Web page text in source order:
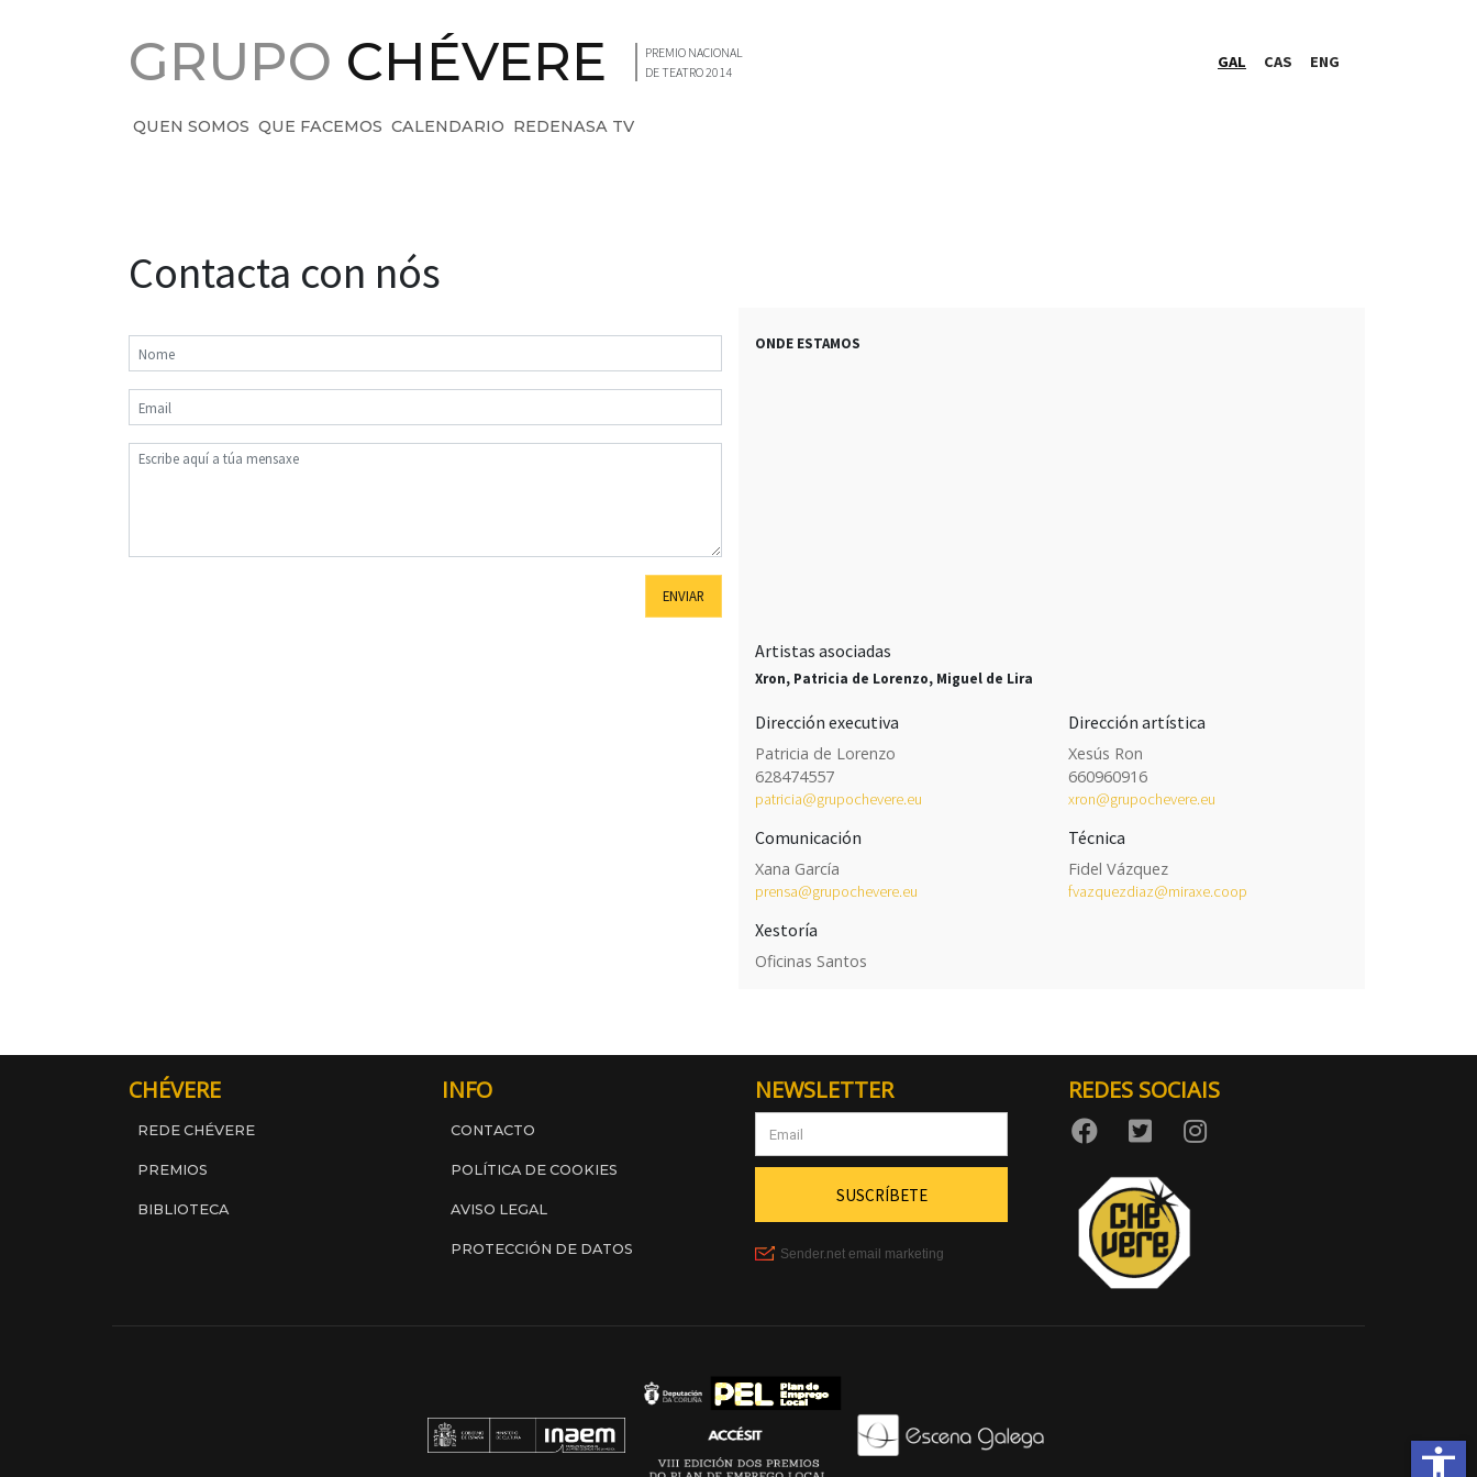
GRUPO CHÉVERE
PREMIO NACIONAL
DE TEATRO 2014
GAL CAS ENG
QUEN SOMOS QUE FACEMOS CALENDARIO REDENASA TV
accessibility
ContactContacta con nós
ENVIAR
ONDE ESTAMOS
Artistas asociadas
Xron, Patricia de Lorenzo, Miguel de Lira
Dirección executiva
Patricia de Lorenzo
628474557
patricia@grupochevere.eu
Dirección artística
Xesús Ron
660960916
xron@grupochevere.eu
Comunicación
Xana García
prensa@grupochevere.eu
Técnica
Fidel Vázquez
fvazquezdiaz@miraxe.coop
Xestoría
Oficinas Santos
CHÉVERE
REDE CHÉVERE
PREMIOS
BIBLIOTECA
INFO
CONTACTO
POLÍTICA DE COOKIES
AVISO LEGAL
PROTECCIÓN DE DATOS
NEWSLETTER REDES SOCIAIS